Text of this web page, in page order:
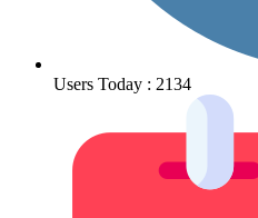
Users Today : 2134